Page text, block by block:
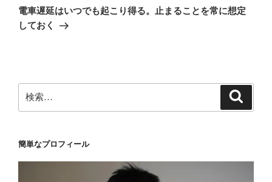
ー
シ
の
投
電車遅延はいつでも起こり得る。止まることを常に想定
しておく
索:
簡単なプロフィール